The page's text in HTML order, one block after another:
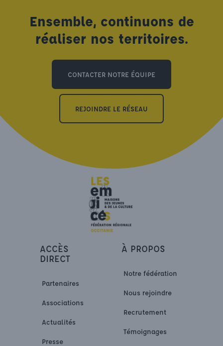
Ensemble, continuons de
réaliser nos territoires.
CONTACTER NOTRE ÉQUIPE
REJOINDRE LE RÉSEAU
ACCÈS
DIRECT
Partenaires
Associations
Actualités
Presse
À PROPOS
Notre fédération
Nous rejoindre
Recrutement
Témoignages